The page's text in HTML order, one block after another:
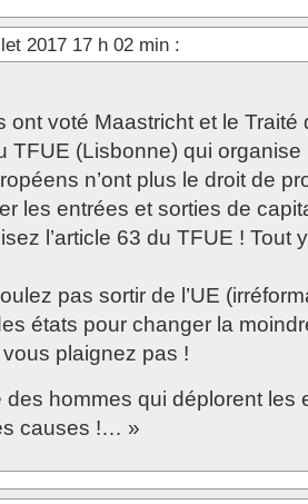
2017 17 h 02 min :
ont voté Maastricht et le Traité
TFUE (Lisbonne) qui
n’ont plus le droit de
les entrées et sorties de
l’article 63 du TFUE ! Tout
pas sortir de l’UE
états pour changer la
plaignez pas !
des hommes qui déplorent les
causes !… »